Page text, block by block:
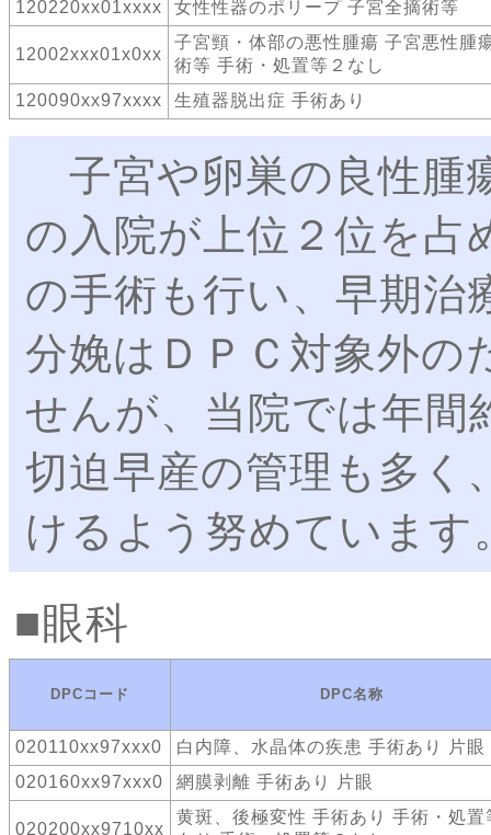
120220xx01xxxx
女性性器のポリープ 子宮全摘術等
12002xxx01x0xx
子宮頸・体部の悪性腫瘍 子宮悪性腫
術等 手術・処置等２なし
120090xx97xxxx
生殖器脱出症 手術あり
子宮や卵巣の良性腫
の入院が上位２位を占
の手術も行い、早期治
分娩はＤＰＣ対象外の
せんが、当院では年間
切迫早産の管理も多く
けるよう努めています
眼科
DPCコード DPC名称
020110xx97xxx0
白内障、水晶体の疾患 手術あり 片眼
020160xx97xxx0
網膜剥離 手術あり 片眼
020200xx9710xx
黄斑、後極変性 手術あり 手術・処置